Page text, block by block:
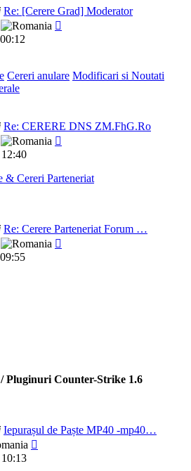
Re: [Cerere Grad] Moderator
Cereri anulare Modificari si Noutati
Re: CERERE DNS ZM.FhG.Ro
& Cereri Parteneriat
Re: Cerere Parteneriat Forum …
Pluginuri Counter-Strike 1.6
Iepurașul de Paște MP40 -mp40…